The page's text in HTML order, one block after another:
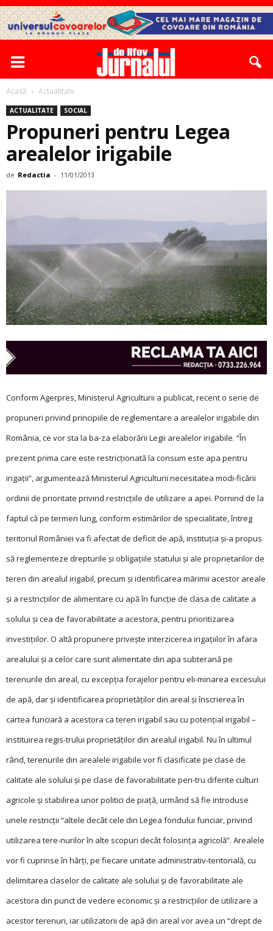
Acasă Actualitate
ACTUALITATE SOCIAL
Propuneri pentru Legea
arealelor irigabile
de Redactia - 11/01/2013
Conform Agerpres, Ministerul Agriculturii a publicat, recent o serie de
propuneri privind principiile de reglementare a arealelor irigabile din
România, ce vor sta la ba-za elaborării Legii arealelor irigabile. “În
prezent prima care este restricţionată la consum este apa pentru
irigaţii”, argumentează Ministerul Agriculturii necesitatea modi-ficării
ordinii de prioritate privind restricţiile de utilizare a apei. Pornind de la
faptul că pe termen lung, conform estimărilor de specialitate, întreg
teritoriul României va fi afectat de deficit de apă, instituţia și-a propus
să reglementeze drepturile și obligaţiile statului și ale proprietarilor de
teren din arealul irigabil, precum și identificarea mărimii acestor areale
și a restricţiilor de alimentare cu apă în funcţie de clasa de calitate a
solului și cea de favorabilitate a acestora, pentru prioritizarea
investiţiilor. O altă propunere privește interzicerea irigaţiilor în afara
arealului și a celor care sunt alimentate din apa subterană pe
terenurile din areal, cu excepţia forajelor pentru eli-minarea excesului
de apă, dar și identificarea proprietăţilor din areal și înscrierea în
cartea funciară a acestora ca teren irigabil sau cu potenţial irigabil –
instituirea regis-trului proprietăţilor din arealul irigabil. Nu în ultimul
rând, terenurile din arealele irigabile vor fi clasificate pe clase de
calitate ale solului și pe clase de favorabilitate pen-tru diferite culturi
agricole și stabilirea unor politici de piaţă, urmând să fie introduse
unele restricţii “altele decât cele din Legea fondului funciar, privind
utilizarea tere-nurilor în alte scopuri decât folosinţa agricolă”. Arealele
vor fi cuprinse în hărţi, pe fiecare unitate administrativ-teritorială, cu
delimitarea claselor de calitate ale solului și de favorabilitate ale
acestora din punct de vedere economic și a restricţiilor de utilizare a
acestor terenuri, iar utilizatorii de apă din areal vor avea un “drept de